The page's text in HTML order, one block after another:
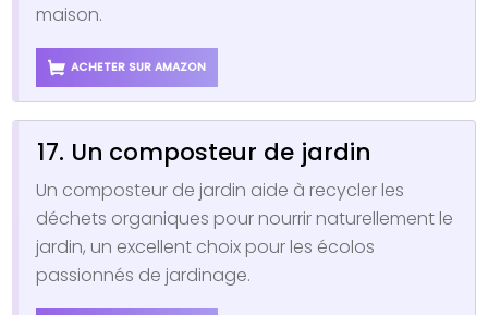
maison.
ACHETER SUR AMAZON
17. Un composteur de jardin
Un composteur de jardin aide à recycler les
déchets organiques pour nourrir naturellement le
jardin, un excellent choix pour les écolos
passionnés de jardinage.